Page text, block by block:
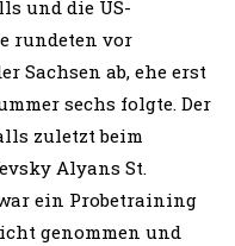
und die US-
rundeten vor
Sachsen ab, ehe erst
sechs folgte. Der
zuletzt beim
Alyans St.
ein Probetraining
genommen und